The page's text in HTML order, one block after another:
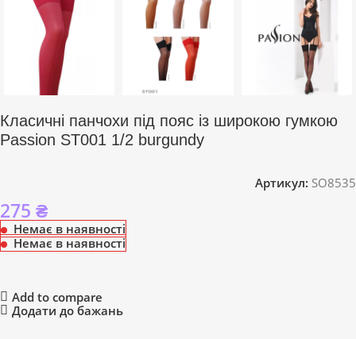
Класичні панчохи під пояс із широкою гумкою
Passion ST001 1/2 burgundy
Артикул: SO8535
275 ₴
Немає в наявності
Немає в наявності
Add to compare
Додати до бажань